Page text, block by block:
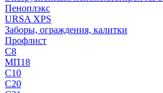
Пеноплэкс
URSA XPS
Заборы, ограждения, калитки
Профлист
С8
МП18
С10
С20